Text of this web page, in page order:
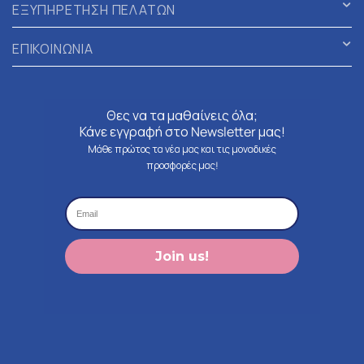
ΕΞΥΠΗΡΕΤΗΣΗ ΠΕΛΑΤΩΝ
ΕΠΙΚΟΙΝΩΝΙΑ
Θες να τα μαθαίνεις όλα;
Κάνε εγγραφή στο Newsletter μας!
Μάθε πρώτος τα νέα μας και τις μοναδικές
προσφορές μας!
Join us!